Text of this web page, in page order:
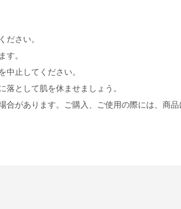
ださい。
す。
止してください。
として肌を休ませましょう。
があります。ご購入、ご使用の際には、商